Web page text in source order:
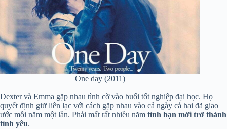
One day (2011)
Dexter và Emma gặp nhau tình cờ vào buổi tốt nghiệp đại học. Họ
quyết định giữ liên lạc với cách gặp nhau vào cả ngày cả hai đã giao
ước mỗi năm một lần. Phải mất rất nhiều năm tình bạn mới trở thành
tình yêu.